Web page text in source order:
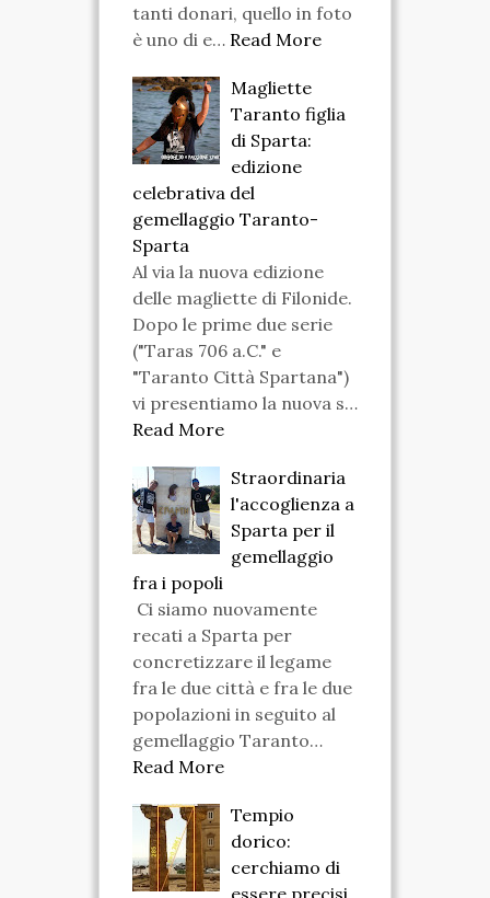
tanti donari, quello in foto
è uno di e… Read More
Magliette
Taranto figlia
di Sparta:
edizione
celebrativa del
gemellaggio Taranto-
Sparta
Al via la nuova edizione
delle magliette di Filonide.
Dopo le prime due serie
("Taras 706 a.C." e
"Taranto Città Spartana")
vi presentiamo la nuova s…
Read More
Straordinaria
l'accoglienza a
Sparta per il
gemellaggio
fra i popoli
Ci siamo nuovamente
recati a Sparta per
concretizzare il legame
fra le due città e fra le due
popolazioni in seguito al
gemellaggio Taranto…
Read More
Tempio
dorico:
cerchiamo di
essere precisi